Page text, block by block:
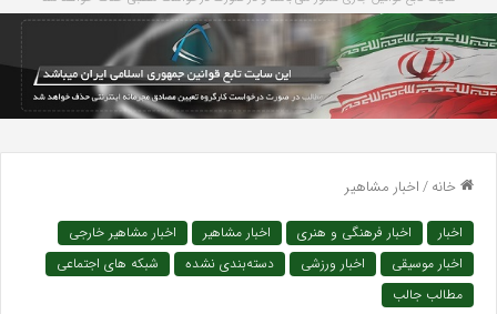
خانه/اخبار مشاهیر
اخبار اخبار فرهنگی و هنری اخبار مشاهیر
اخبار مشاهیر خارجی
اخبار موسیقی
اخبار ورزشی دسته‌بندی نشده
شبکه های اجتماعی
مطالب جالب